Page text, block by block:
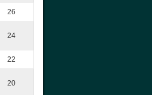
26
24
22
20